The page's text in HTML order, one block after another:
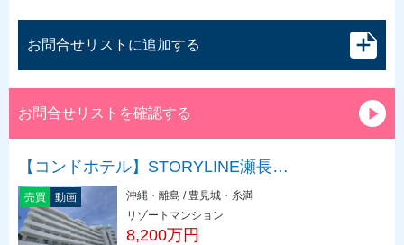
お問合せリストに追加する
お問合せリストを確認する
【コンドホテル】STORYLINE瀬長…
売買 動画
沖縄・離島 / 豊見城・糸満
リゾートマンション
8,200万円